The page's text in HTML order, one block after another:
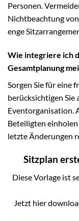
Personen.
Nichtbeachtung
enge
Wie integriere ich
Gesamtplanung
Sorgen Sie für eine
berücksichtigen Sie
Eventorganisation.
Beteiligten
letzte Änderungen
Sitzplan
Diese Vorlage ist
Jetzt hier